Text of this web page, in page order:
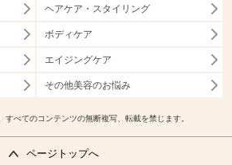
ヘアケア・スタイリング
ボディケア
エイジングケア
その他美容のお悩み
すべてのコンテンツの無断複写、転載を禁じます。
ページトップへ